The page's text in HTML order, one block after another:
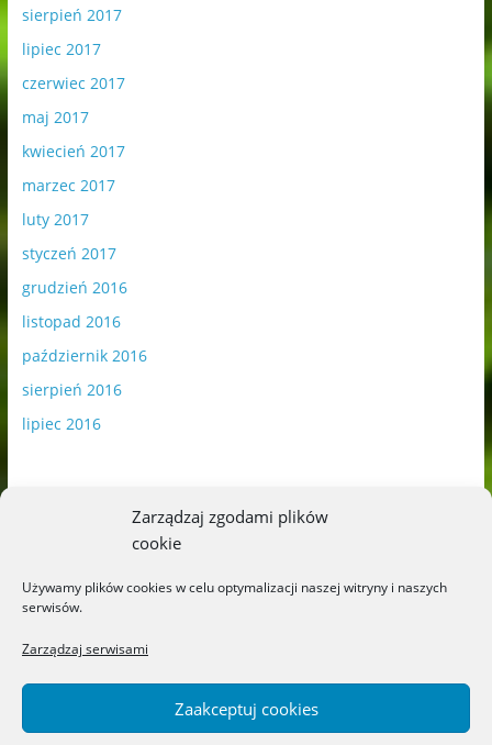
Zarządzaj zgodami plików
cookie
Używamy plików cookies w celu optymalizacji naszej witryny i naszych
serwisów.
Zarządzaj serwisami
Zaakceptuj cookies
sierpień 2017
lipiec 2017
czerwiec 2017
maj 2017
kwiecień 2017
marzec 2017
luty 2017
styczeń 2017
grudzień 2016
listopad 2016
październik 2016
sierpień 2016
lipiec 2016